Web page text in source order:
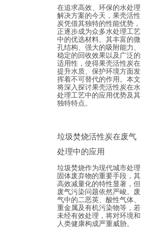
在追求高效、环保的水处理
解决方案的今天，果壳活性
炭凭借其独特的性能优势，
正逐步成为众多水处理工艺
中的优选材料。其丰富的微
孔结构、强大的吸附能力、
稳定的回收效果以及广泛的
适用性，使得果壳活性炭在
提升水质、保护环境方面发
挥着不可替代的作用。本文
将深入探讨果壳活性炭在水
处理工艺中的应用优势及其
独特特点。
垃圾焚烧活性炭在废气
处理中的应用
垃圾焚烧作为现代城市处理
固体废弃物的重要手段，其
高效减量化的特性显著，但
废气污染问题依然严峻。废
气中的二恶英、酸性气体、
重金属及有机污染物等，若
未经有效处理，将对环境和
人类健康构成严重威胁。